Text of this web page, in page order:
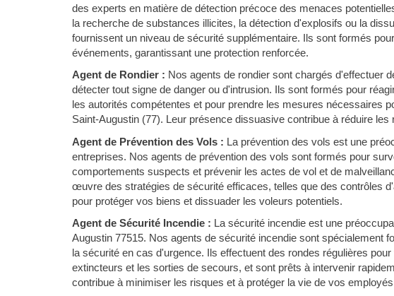
des experts en matière de détection précoce des menaces
la recherche de substances illicites, la détection d'explosifs ou la
fournissent un niveau de sécurité supplémentaire. Ils sont formés
événements, garantissant une protection renforcée.
Agent de Rondier : Nos agents de rondier sont chargés d'effectuer
détecter tout signe de danger ou d'intrusion. Ils sont formés pour
les autorités compétentes et pour prendre les mesures nécessaires
Saint-Augustin (77). Leur présence dissuasive contribue à réduire
Agent de Prévention des Vols : La prévention des vols est une
entreprises. Nos agents de prévention des vols sont formés pour
comportements suspects et prévenir les actes de vol et de
œuvre des stratégies de sécurité efficaces, telles que des contrôles
pour protéger vos biens et dissuader les voleurs potentiels.
Agent de Sécurité Incendie : La sécurité incendie est une
Augustin 77515. Nos agents de sécurité incendie sont spécialement
la sécurité en cas d'urgence. Ils effectuent des rondes régulières
extincteurs et les sorties de secours, et sont prêts à intervenir
contribue à minimiser les risques et à protéger la vie de vos